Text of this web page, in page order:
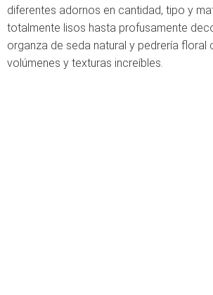
diferentes adornos en cantidad, tipo y
totalmente lisos hasta profusamente
organza de seda natural y pedrería floral
volúmenes y texturas increíbles.